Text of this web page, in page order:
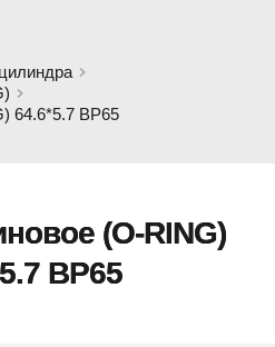
64.6*5.7 BP65
(O-RING)
BP65